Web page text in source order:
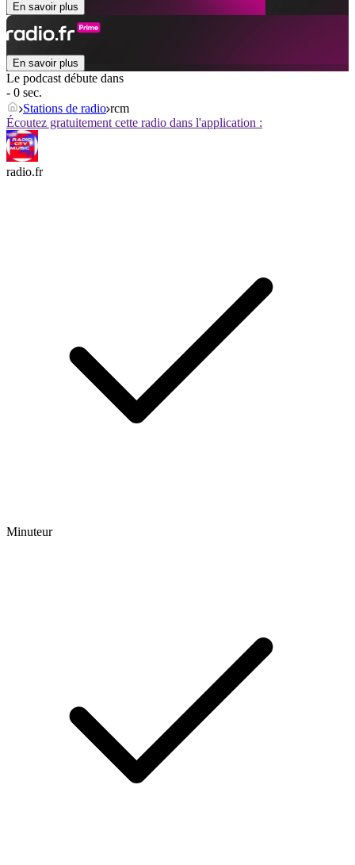
En savoir plus
En savoir plus
Le podcast débute dans
- 0 sec.
Stations de radio rcm
Écoutez gratuitement cette radio dans l'application :
radio.fr
Minuteur